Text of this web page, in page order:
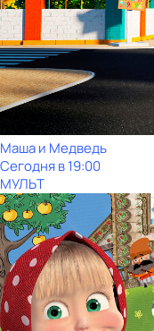
Маша и Медведь
Сегодня в 19:00
МУЛЬТ